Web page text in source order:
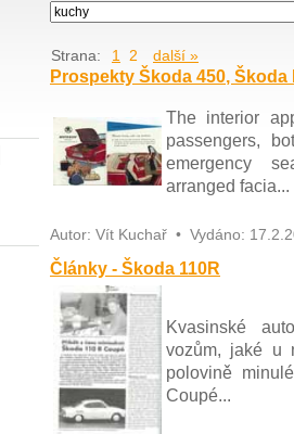
Strana: 1 2 další »
Prospekty Škoda 450, Škoda
The interior
passengers,
emergency
arranged facia...
Autor: Vít Kuchař • Vydáno:
Články - Škoda 110R
Kvasinské
vozům, jaké u
polovině
Coupé...